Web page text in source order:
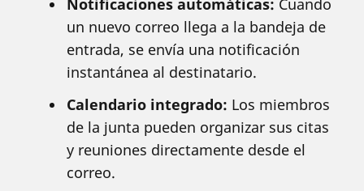
Notificaciones automáticas: Cuando
un nuevo correo llega a la bandeja de
entrada, se envía una notificación
instantánea al destinatario.
Calendario integrado: Los miembros
de la junta pueden organizar sus citas
y reuniones directamente desde el
correo.